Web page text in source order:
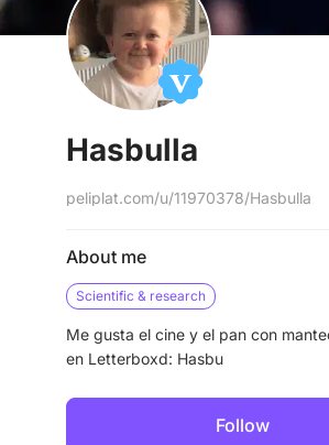
Hasbulla
peliplat.com/u/11970378/Hasbulla
About me
Scientific & research
Me gusta el cine y el pan con
en Letterboxd: Hasbu
Follow